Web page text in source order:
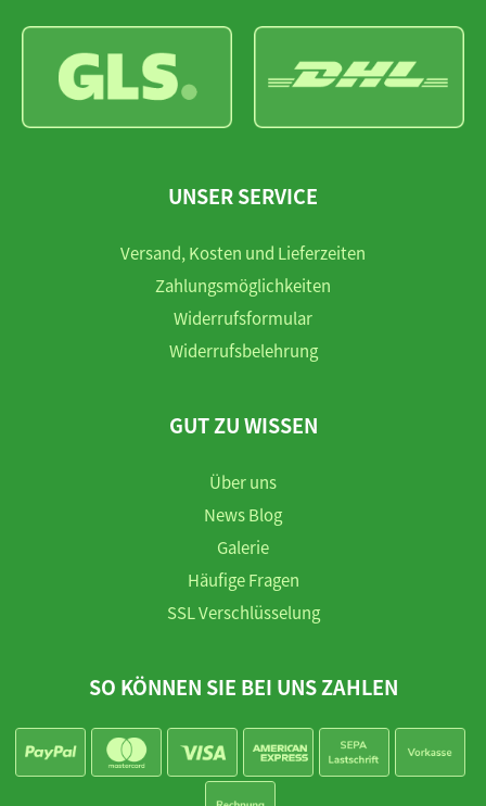
UNSER SERVICE
Versand, Kosten und Lieferzeiten
Zahlungsmöglichkeiten
Widerrufsformular
Widerrufsbelehrung
GUT ZU WISSEN
Über uns
News Blog
Galerie
Häufige Fragen
SSL Verschlüsselung
SO KÖNNEN SIE BEI UNS ZAHLEN